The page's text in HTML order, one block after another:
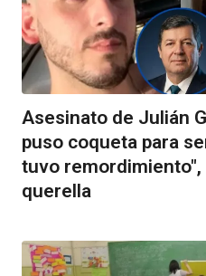
Asesinato de Julián
puso coqueta para
tuvo remordimiento",
querella